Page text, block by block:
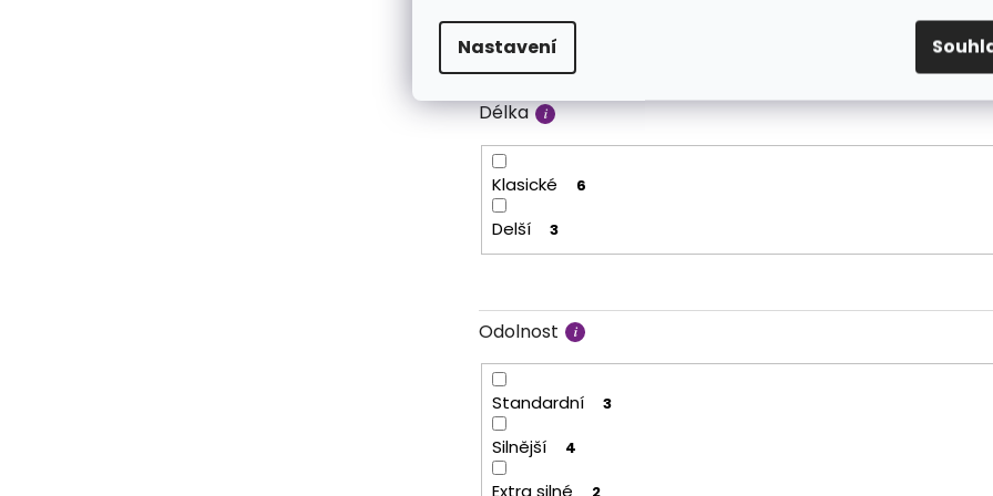
Nastavení
Délka
Klasické 6
Delší 3
Odolnost
Standardní 3
Silnější 4